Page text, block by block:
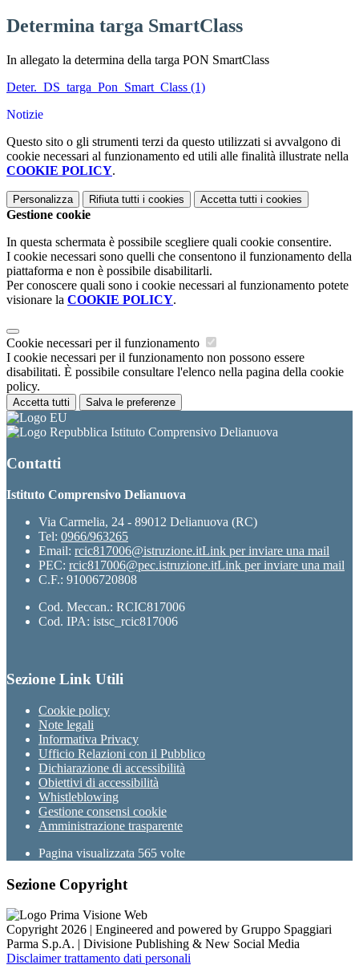
Determina targa SmartClass
In allegato la determina della targa PON SmartClass
Deter._DS_targa_Pon_Smart_Class (1)
Notizie
Questo sito o gli strumenti terzi da questo utilizzati si avvalgono di
cookie necessari al funzionamento ed utili alle finalità illustrate nella
COOKIE POLICY.
Personalizza Rifiuta tutti i cookies Accetta tutti i cookies
Gestione cookie
In questa schermata è possibile scegliere quali cookie consentire.
I cookie necessari sono quelli che consentono il funzionamento della
piattaforma e non è possibile disabilitarli.
Per conoscere quali sono i cookie necessari al funzionamento potete
visionare la COOKIE POLICY.
Cookie necessari per il funzionamento
I cookie necessari per il funzionamento non possono essere
disabilitati. È possibile consultare l'elenco nella pagina della cookie
policy.
Accetta tutti Salva le preferenze
Istituto Comprensivo Delianuova
Contatti
Istituto Comprensivo Delianuova
Via Carmelia, 24 - 89012 Delianuova (RC)
Tel: 0966/963265
Email: rcic817006@istruzione.itLink per inviare una mail
PEC: rcic817006@pec.istruzione.itLink per inviare una mail
C.F.: 91006720808
Cod. Meccan.: RCIC817006
Cod. IPA: istsc_rcic817006
Sezione Link Utili
Cookie policy
Note legali
Informativa Privacy
Ufficio Relazioni con il Pubblico
Dichiarazione di accessibilità
Obiettivi di accessibilità
Whistleblowing
Gestione consensi cookie
Amministrazione trasparente
Pagina visualizzata 565 volte
Sezione Copyright
Copyright 2026 | Engineered and powered by Gruppo Spaggiari
Parma S.p.A. | Divisione Publishing & New Social Media
Disclaimer trattamento dati personali